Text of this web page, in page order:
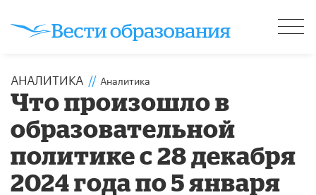
АНАЛИТИКА // Аналитика
Что произошло в
образовательной
политике с 28 декабря
2024 года по 5 января